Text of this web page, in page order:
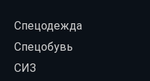
Спецодежда
Спецобувь
СИЗ